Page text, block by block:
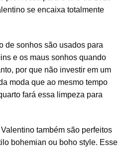
se encaixa totalmente
de sonhos são usados para
e os maus sonhos quando
por que não investir em um
moda que ao mesmo tempo
fará essa limpeza para
também são perfeitos
bohemian ou boho style. Esse